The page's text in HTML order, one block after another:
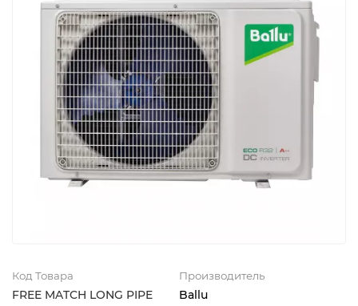
Код Товара
FREE MATCH LONG PIPE
Производитель
Ballu